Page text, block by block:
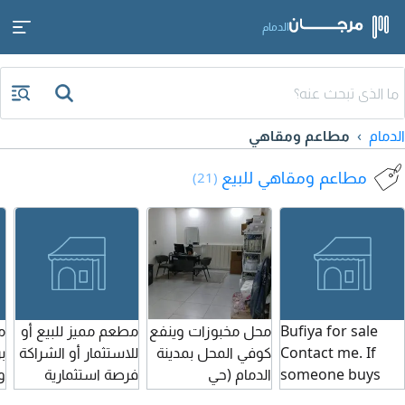
الدمام
الدمام مطاعم ومقاهي
مطاعم ومقاهي للبيع (21)
Bufiya for sale
Contact me. If
someone buys
Bufiya
محل مخبوزات وينفع
كوفي المحل بمدينة
الدمام (حي
المزروعية) جديد تم
مطعم مميز للبيع أو
للاستثمار أو الشراكة
فرصة استثمارية
مميزة في مطعم